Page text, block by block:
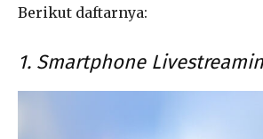
Berikut daftarnya:
1. Smartphone